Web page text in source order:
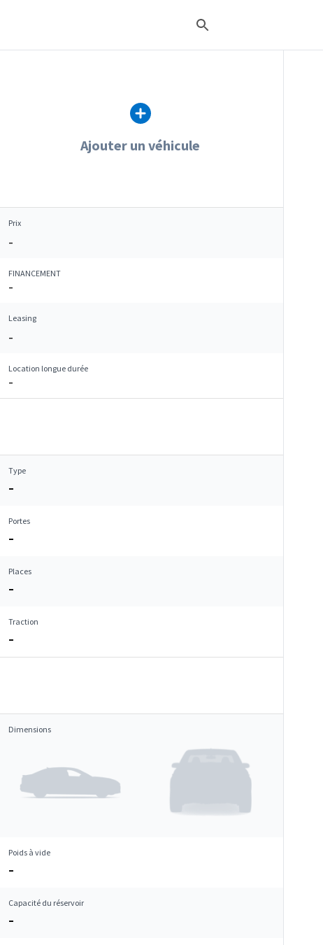
Ajouter un véhicule
Prix
–
FINANCEMENT
–
Leasing
–
Location longue durée
–
Type
–
Portes
–
Places
–
Traction
–
Dimensions
Poids à vide
–
Capacité du réservoir
–